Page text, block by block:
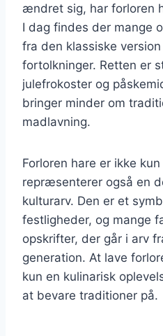
ændret sig, har forloren
I dag findes der mange
fra den klassiske
fortolkninger. Retten er
julefrokoster og
bringer minder om
madlavning.
Forloren hare er ikke
repræsenterer også en
kulturarv. Den er et
festligheder, og mange
opskrifter, der går i arv
generation. At lave
kun en kulinarisk
at bevare traditioner på.